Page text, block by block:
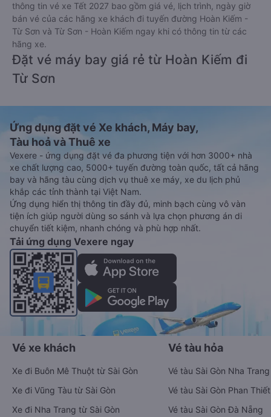
thông tin vé xe Tết 2027 bao gồm giá vé, lịch trình, ngày giờ
bán vé của các hãng xe khách đi tuyến đường Hoàn Kiếm -
Từ Sơn và Từ Sơn - Hoàn Kiếm ngay khi có thông tin từ các
hãng xe.
Đặt vé máy bay giá rẻ từ Hoàn Kiếm đi
Từ Sơn
Ứng dụng đặt vé Xe khách, Máy bay,
Tàu hoả và Thuê xe
Vexere - ứng dụng đặt vé đa phương tiện với hơn 3000+ nhà
xe chất lượng cao, 5000+ tuyến đường toàn quốc, tất cả hãng
bay và hãng tàu cùng dịch vụ thuê xe máy, xe du lịch phủ
khắp các tỉnh thành tại Việt Nam.
Ứng dụng hiển thị thông tin đầy đủ, minh bạch cùng vô vàn
tiện ích giúp người dùng so sánh và lựa chọn phương án di
chuyển tiết kiệm, nhanh chóng và phù hợp nhất.
Tải ứng dụng Vexere ngay
Vé xe khách
Xe đi Buôn Mê Thuột từ Sài Gòn
Xe đi Vũng Tàu từ Sài Gòn
Xe đi Nha Trang từ Sài Gòn
Vé tàu hỏa
Vé tàu Sài Gòn Nha Trang
Vé tàu Sài Gòn Phan Thiết
Vé tàu Sài Gòn Đà Nẵng